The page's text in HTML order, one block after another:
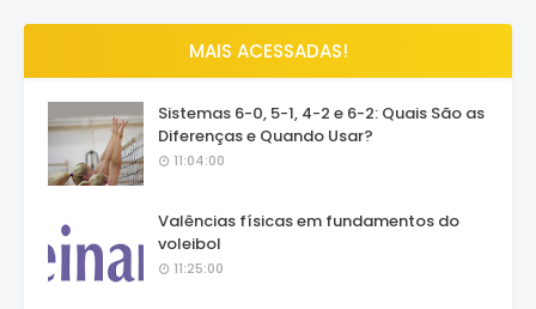
MAIS ACESSADAS!
Sistemas 6-0, 5-1, 4-2 e 6-2: Quais São as
Diferenças e Quando Usar?
11:04:00
Valências físicas em fundamentos do
voleibol
11:25:00